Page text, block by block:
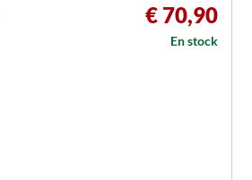
€ 70,90
En stock